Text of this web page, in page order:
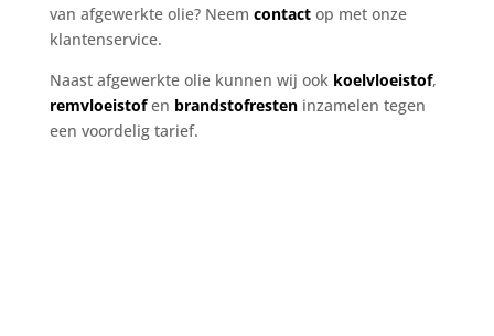
van afgewerkte olie? Neem contactop met onze
klantenservice.
Naast afgewerkte olie kunnen wij ook koelvloeistof,
remvloeistof en brandstofresten inzamelen tegen
een voordelig tarief.